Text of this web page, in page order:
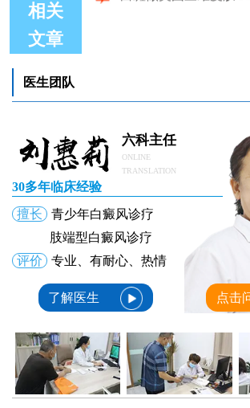
相关
文章
医生团队
六科主任
ONLINE
TRANSLATION
30多年临床经验
擅长
青少年白癜风诊疗
肢端型白癜风诊疗
评价
专业、有耐心、热情
了解医生 点击